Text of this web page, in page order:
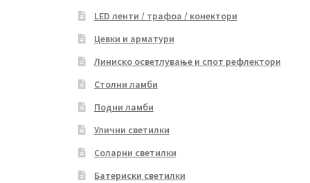
LED ленти / трафоа / конектори
Цевки и арматури
Линиско осветлување и спот рефлектори
Столни ламби
Подни ламби
Улични светилки
Соларни светилки
Батериски светилки